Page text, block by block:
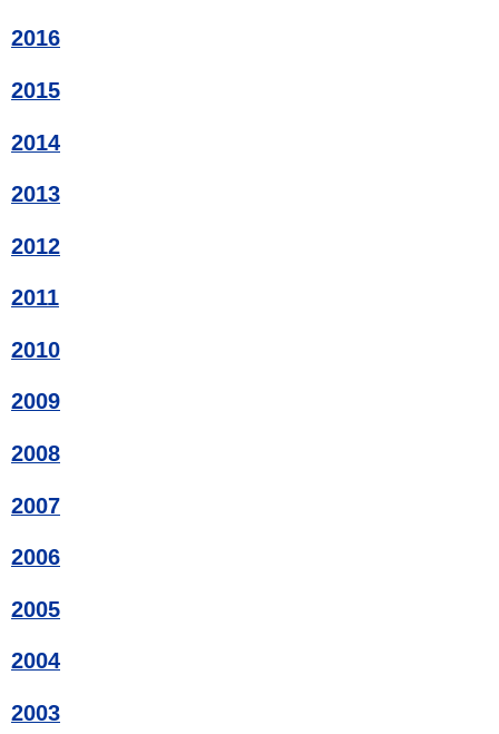
2016
2015
2014
2013
2012
2011
2010
2009
2008
2007
2006
2005
2004
2003